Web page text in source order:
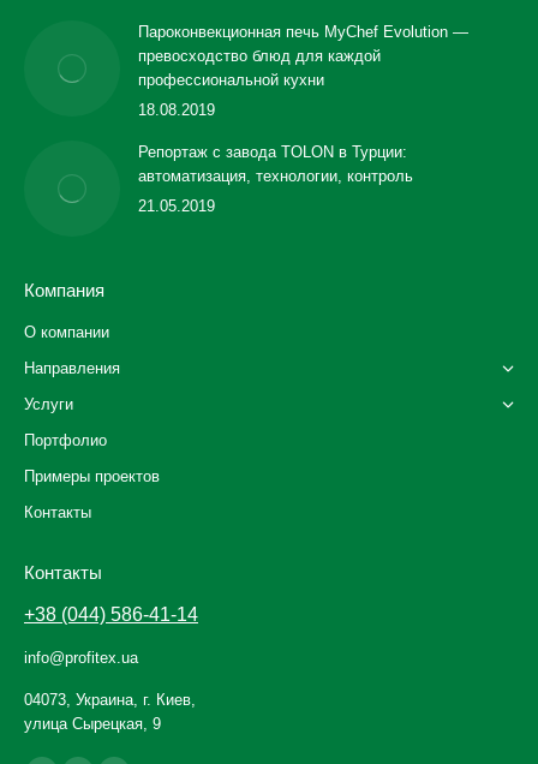
Пароконвекционная печь MyChef Evolution —
превосходство блюд для каждой
профессиональной кухни
18.08.2019
Репортаж с завода TOLON в Турции:
автоматизация, технологии, контроль
21.05.2019
Компания
О компании
Направления
Услуги
Портфолио
Примеры проектов
Контакты
Контакты
+38 (044) 586-41-14
info@profitex.ua
04073, Украина, г. Киев,
улица Сырецкая, 9